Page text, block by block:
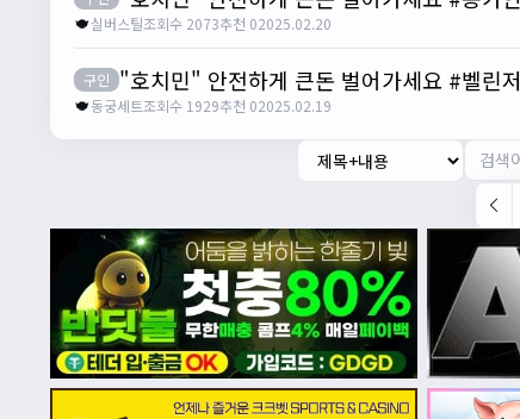
실버스틸조회수 2073추천 02025.02.20
구인 "호치민" 안전하게 큰돈 벌어가세요 #벨린저
동궁세트조회수 1929추천 02025.02.19